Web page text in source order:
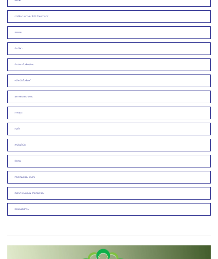
การศึกษา เยาวชน ไอที วิทยาศาสตร์
สรรเสพ
ข่าวกีฬา
ข่าวประชาสัมพันธ์/งาน
หน้าหนังสือพิมพ์
สุขภาพและความงาม
ภาพพูด
คมคำ
สามัญสำนึก
ข่าวคน
ศิลปวัฒนธรรม บันเทิง
สนทนา สัมภาษณ์ รายงานพิเศษ
ข่าวเด่นประจำวัน